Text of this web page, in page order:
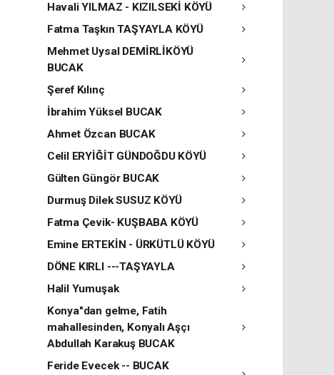
Havali YILMAZ - KIZILSEKİ KÖYÜ
Fatma Taşkın TAŞYAYLA KÖYÜ
Mehmet Uysal DEMİRLİKÖYÜ
BUCAK
Şeref Kılınç
İbrahim Yüksel BUCAK
Ahmet Özcan BUCAK
Celil ERYİĞİT GÜNDOĞDU KÖYÜ
Gülten Güngör BUCAK
Durmuş Dilek SUSUZ KÖYÜ
Fatma Çevik- KUŞBABA KÖYÜ
Emine ERTEKİN - ÜRKÜTLÜ KÖYÜ
DÖNE KIRLI ---TAŞYAYLA
Halil Yumuşak
Konya"dan gelme, Fatih
mahallesinden, Konyalı Aşçı
Abdullah Karakuş BUCAK
Feride Evecek -- BUCAK